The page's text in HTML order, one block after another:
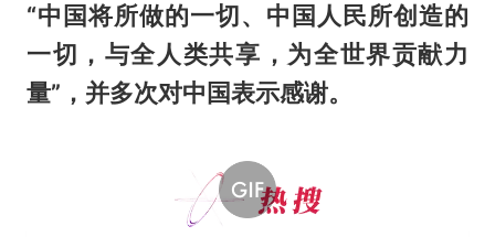
“中国将所做的一切、中国人民所创造的
一切，与全人类共享，为全世界贡献力
量”，并多次对中国表示感谢。